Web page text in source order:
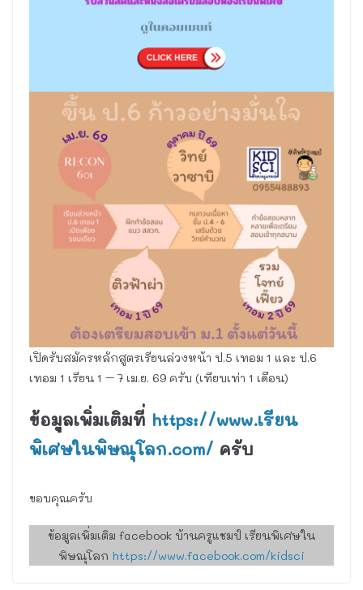
เปิดรับสมัครหลักสูตรเรียนล่วงหน้า ป.5 เทอม 1 และ ป.6
เทอม 1 เรียน 1 – 7 เม.ย. 69 ครับ (เทียบเท่า 1 เดือน)
ข้อมูลเพิ่มเติมที่ https://www.เรียน
พิเศษในพิษณุโลก.com/ ครับ
ขอบคุณครับ
ข้อมูลเพิ่มเติม facebook บ้านครูแชมป์ เรียนพิเศษใน
พิษณุโลก https://www.facebook.com/kidsci